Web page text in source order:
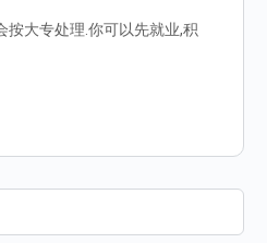
大专处理.你可以先就业,积